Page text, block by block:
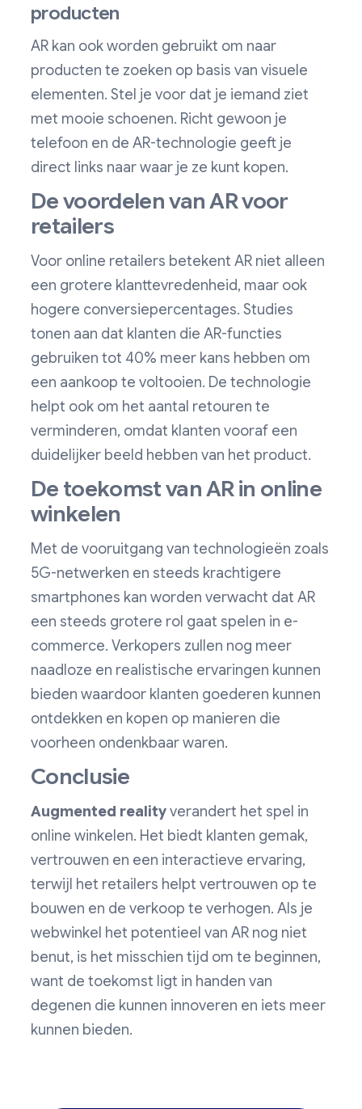
producten
AR kan ook worden gebruikt om naar
producten te zoeken op basis van visuele
elementen. Stel je voor dat je iemand ziet
met mooie schoenen. Richt gewoon je
telefoon en de AR-technologie geeft je
direct links naar waar je ze kunt kopen.
De voordelen van AR voor
retailers
Voor online retailers betekent AR niet alleen
een grotere klanttevredenheid, maar ook
hogere conversiepercentages. Studies
tonen aan dat klanten die AR-functies
gebruiken tot 40% meer kans hebben om
een aankoop te voltooien. De technologie
helpt ook om het aantal retouren te
verminderen, omdat klanten vooraf een
duidelijker beeld hebben van het product.
De toekomst van AR in online
winkelen
Met de vooruitgang van technologieën zoals
5G-netwerken en steeds krachtigere
smartphones kan worden verwacht dat AR
een steeds grotere rol gaat spelen in e-
commerce. Verkopers zullen nog meer
naadloze en realistische ervaringen kunnen
bieden waardoor klanten goederen kunnen
ontdekken en kopen op manieren die
voorheen ondenkbaar waren.
Conclusie
Augmented realityverandert het spel in
online winkelen. Het biedt klanten gemak,
vertrouwen en een interactieve ervaring,
terwijl het retailers helpt vertrouwen op te
bouwen en de verkoop te verhogen. Als je
webwinkel het potentieel van AR nog niet
benut, is het misschien tijd om te beginnen,
want de toekomst ligt in handen van
degenen die kunnen innoveren en iets meer
kunnen bieden.